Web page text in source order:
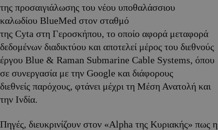
της προσαιγιάλωσης του νέου υποθαλάσσιου
καλωδίου BlueMed στον σταθμό
της Cyta στη Γεροσκήπου, το οποίο αφορά μεταφορά
δεδομένων διαδικτύου και αποτελεί μέρος του διεθνούς
έργου Blue & Raman Submarine Cable Systems, όπου
σε συνεργασία με την Google και διάφορους
διεθνείς παρόχους, φτάνει μέχρι τη Μέση Ανατολή και
την Ινδία.
Πηγές, διευκρινίζουν στον «Alpha της Κυριακής» πως η